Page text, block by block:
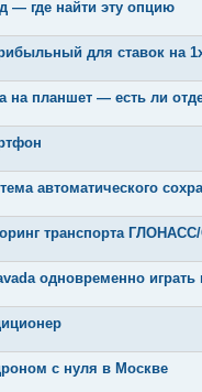
— где найти эту опцию
для ставок на
на планшет — есть ли
автоматического
транспорта
одновременно играть
с нуля в Москве